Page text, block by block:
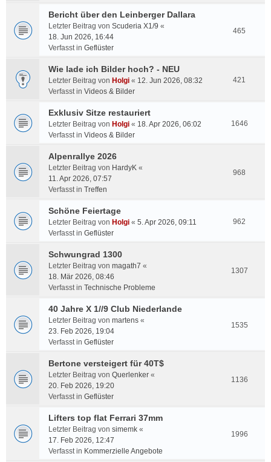
Bericht über den Leinberger Dallara
Letzter Beitrag von Scuderia X1/9 «
18. Jun 2026, 16:44
Verfasst in Geflüster
465
Wie lade ich Bilder hoch? - NEU
Letzter Beitrag von Holgi « 12. Jun 2026, 08:32
Verfasst in Videos & Bilder
421
Exklusiv Sitze restauriert
Letzter Beitrag von Holgi « 18. Apr 2026, 06:02
Verfasst in Videos & Bilder
1646
Alpenrallye 2026
Letzter Beitrag von HardyK «
11. Apr 2026, 07:57
Verfasst in Treffen
968
Schöne Feiertage
Letzter Beitrag von Holgi « 5. Apr 2026, 09:11
Verfasst in Geflüster
962
Schwungrad 1300
Letzter Beitrag von magath7 «
18. Mär 2026, 08:46
Verfasst in Technische Probleme
1307
40 Jahre X 1//9 Club Niederlande
Letzter Beitrag von martens «
23. Feb 2026, 19:04
Verfasst in Geflüster
1535
Bertone versteigert für 40T$
Letzter Beitrag von Querlenker «
20. Feb 2026, 19:20
Verfasst in Geflüster
1136
Lifters top flat Ferrari 37mm
Letzter Beitrag von simemk «
17. Feb 2026, 12:47
Verfasst in Kommerzielle Angebote
1996